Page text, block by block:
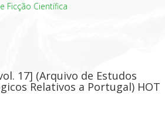
Ficção Científica
17] (Arquivo de Estudos
Relativos a Portugal) HOT